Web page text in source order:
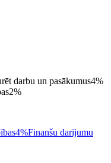
darbu un pasākumus4%
2%
4%Finanšu darījumu